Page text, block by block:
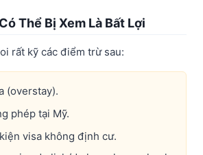
Thể Bị Xem Là Bất Lợi
rất kỹ các điểm trừ sau:
(overstay).
phép tại Mỹ.
visa không định cư.